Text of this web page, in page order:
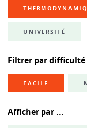
UNIVERSITÉ
Filtrer par difficulté
FACILE
Afficher par ...